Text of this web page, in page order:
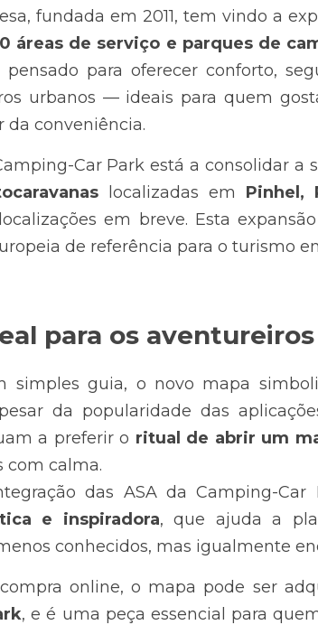
fundada em 2011, tem vindo a
áreas de serviço e parques de
pensado para oferecer conforto,
urbanos — ideais para quem
da conveniência.
Car Park está a consolidar a
localizadas em Pinhel,
em breve. Esta
de referência para o turismo
para os
simples guia, o novo mapa
da popularidade das
a preferir o ritual de abrir um
com calma.
e inspiradora, que ajuda a
conhecidos, mas igualmente
online, o mapa pode ser
, e é uma peça essencial para